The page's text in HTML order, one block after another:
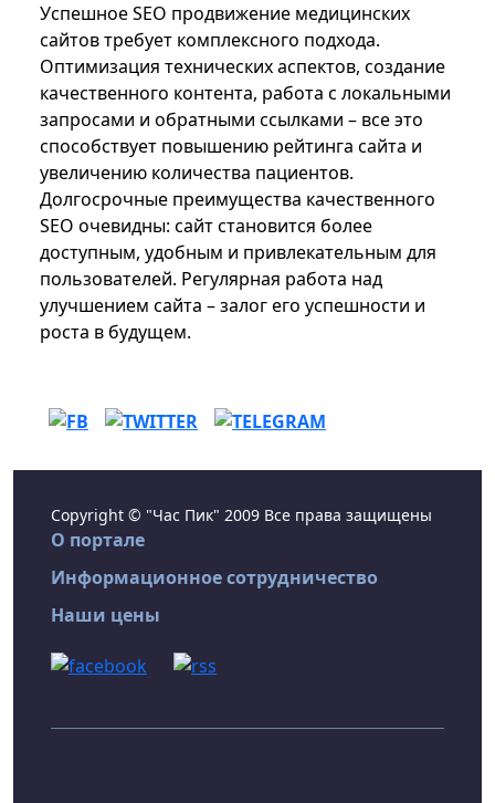
Успешное SEO продвижение медицинских
сайтов требует комплексного подхода.
Оптимизация технических аспектов, создание
качественного контента, работа с локальными
запросами и обратными ссылками – все это
способствует повышению рейтинга сайта и
увеличению количества пациентов.
Долгосрочные преимущества качественного
SEO очевидны: сайт становится более
доступным, удобным и привлекательным для
пользователей. Регулярная работа над
улучшением сайта – залог его успешности и
роста в будущем.
Copyright © "Час Пик" 2009 Все права защищены
О портале
Информационное сотрудничество
Наши цены